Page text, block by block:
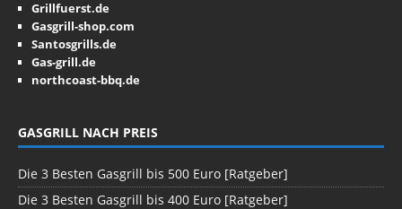
Grillfuerst.de
Gasgrill-shop.com
Santosgrills.de
Gas-grill.de
northcoast-bbq.de
GASGRILL NACH PREIS
Die 3 Besten Gasgrill bis 500 Euro [Ratgeber]
Die 3 Besten Gasgrill bis 400 Euro [Ratgeber]